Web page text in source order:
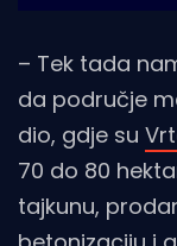
– Tek tada
da područje
dio, gdje su
70 do 80
tajkunu,